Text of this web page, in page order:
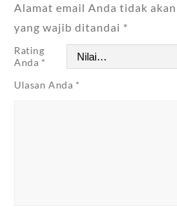
Alamat email Anda tidak
yang wajib ditandai *
Rating
Anda *
Ulasan Anda *